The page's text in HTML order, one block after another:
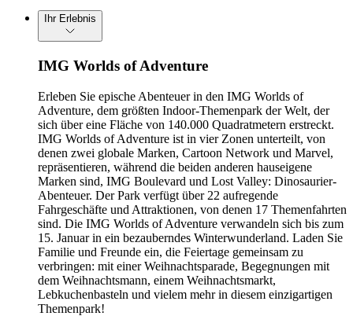
Ihr Erlebnis
IMG Worlds of Adventure
Erleben Sie epische Abenteuer in den IMG Worlds of
Adventure, dem größten Indoor-Themenpark der Welt, der
sich über eine Fläche von 140.000 Quadratmetern erstreckt.
IMG Worlds of Adventure ist in vier Zonen unterteilt, von
denen zwei globale Marken, Cartoon Network und Marvel,
repräsentieren, während die beiden anderen hauseigene
Marken sind, IMG Boulevard und Lost Valley: Dinosaurier-
Abenteuer. Der Park verfügt über 22 aufregende
Fahrgeschäfte und Attraktionen, von denen 17 Themenfahrten
sind. Die IMG Worlds of Adventure verwandeln sich bis zum
15. Januar in ein bezauberndes Winterwunderland. Laden Sie
Familie und Freunde ein, die Feiertage gemeinsam zu
verbringen: mit einer Weihnachtsparade, Begegnungen mit
dem Weihnachtsmann, einem Weihnachtsmarkt,
Lebkuchenbasteln und vielem mehr in diesem einzigartigen
Themenpark!